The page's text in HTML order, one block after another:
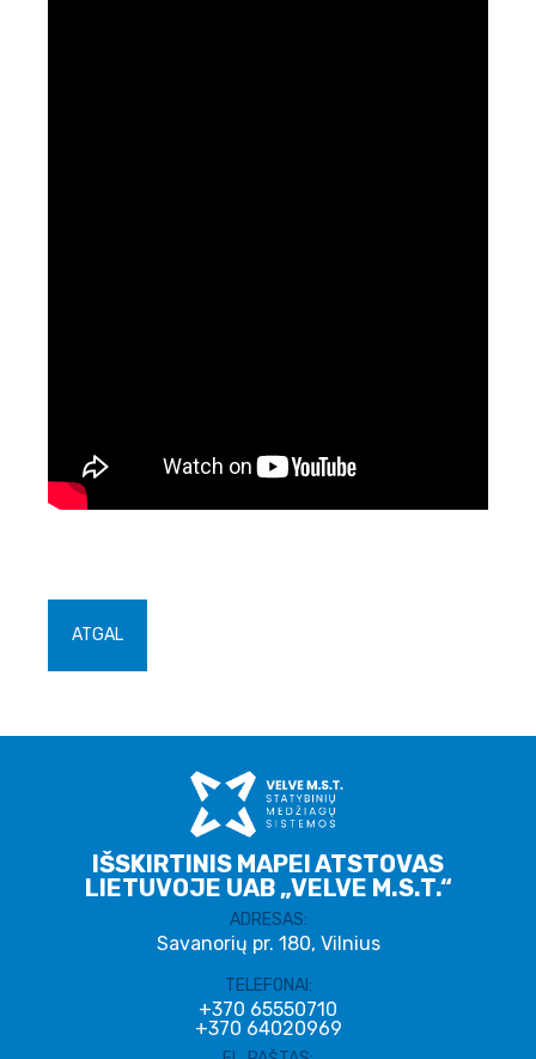
ATGAL
IŠSKIRTINIS MAPEI ATSTOVAS
LIETUVOJE UAB „VELVE M.S.T.“
ADRESAS:
Savanorių pr. 180, Vilnius
TELEFONAI:
+370 65550710
+370 64020969